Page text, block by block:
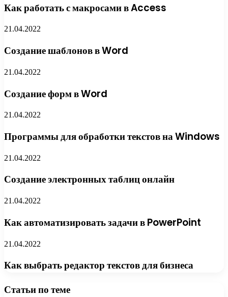
Как работать с макросами в Access
21.04.2022
Создание шаблонов в Word
21.04.2022
Создание форм в Word
21.04.2022
Программы для обработки текстов на Windows
21.04.2022
Создание электронных таблиц онлайн
21.04.2022
Как автоматизировать задачи в PowerPoint
21.04.2022
Как выбрать редактор текстов для бизнеса
Статьи по теме